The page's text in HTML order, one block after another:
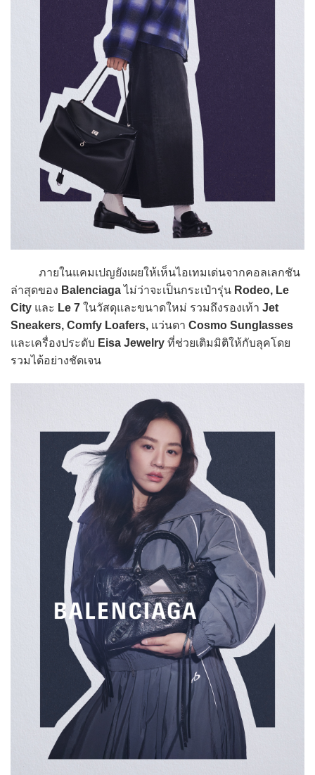
ภายในแคมเปญยังเผยให้เห็นไอเทมเด่นจากคอลเลกชัน
ล่าสุดของ Balenciagaไม่ว่าจะเป็นกระเป๋ารุ่น Rodeo, Le
City และ Le 7 ในวัสดุและขนาดใหม่ รวมถึงรองเท้า Jet
Sneakers, Comfy Loafers, แว่นตา Cosmo Sunglasses
และเครื่องประดับ Eisa Jewelry ที่ช่วยเติมมิติให้กับลุคโดย
รวมได้อย่างชัดเจน